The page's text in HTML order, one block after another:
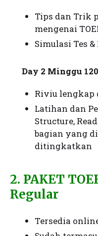
Tips dan Trik
mengenai
Simulasi Tes
Day 2 Minggu
Riviu lengkap
Latihan dan
Structure,
bagian yang
ditingkatkan
2. PAKET
Regular
Tersedia